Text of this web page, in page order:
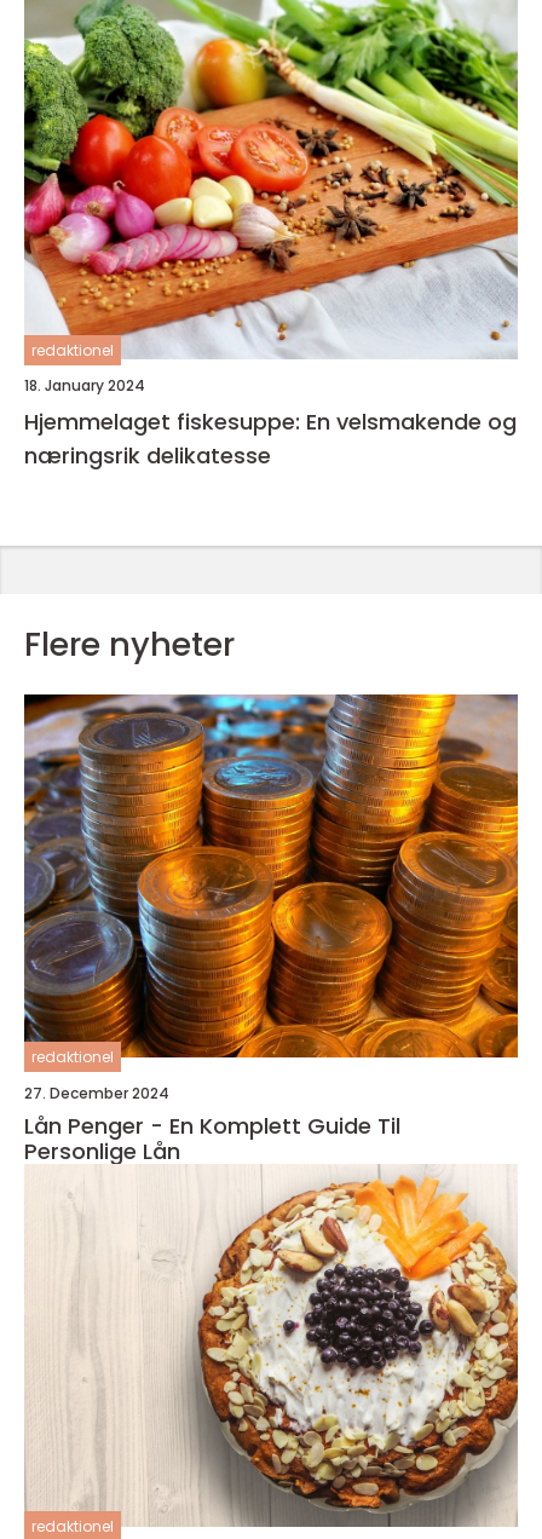
redaktionel
18. January 2024
Hjemmelaget fiskesuppe: En velsmakende og
næringsrik delikatesse
Flere nyheter
redaktionel
27. December 2024
Lån Penger - En Komplett Guide Til
Personlige Lån
redaktionel